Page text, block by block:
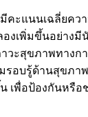
นนเฉลี่ยคว
เพิ่มขึ้นอย่างมี
วะสุขภาพทา
รอบรู้ด้านสุข
พื่อป้องกันหรือ